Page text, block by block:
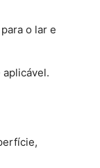
o lar e